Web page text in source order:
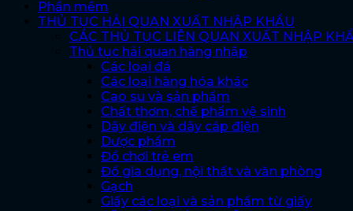
Phần mềm
THỦ TỤC HẢI QUAN XUẤT NHẬP KHẨU
CÁC THỦ TỤC LIÊN QUAN XUẤT NHẬP
Thủ tục hải quan hàng nhập
Các loại đá
Các loại hàng hóa khác
Cao su và sản phẩm
Chất thơm, chế phẩm vệ sinh
Dây điện và dây cáp điện
Dược phẩm
Đồ chơi trẻ em
Đồ gia dụng, nội thất và văn phòng
Gạch
Giấy các loại và sản phẩm từ giấy